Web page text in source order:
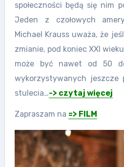
społeczności będą się nim
Jeden z czołowych
Michael Krauss uważa, że
zmianie, pod koniec XXI
może być nawet od 50
wykorzystywanych jeszcze
stulecia…-> czytaj więcej
Zapraszam na => FILM